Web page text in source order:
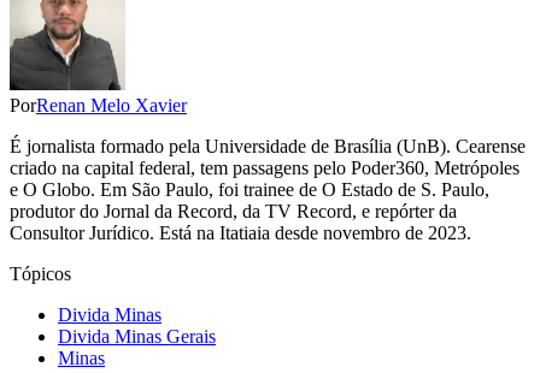
PorRenan Melo Xavier
É jornalista formado pela Universidade de Brasília (UnB). Cearense
criado na capital federal, tem passagens pelo Poder360, Metrópoles
e O Globo. Em São Paulo, foi trainee de O Estado de S. Paulo,
produtor do Jornal da Record, da TV Record, e repórter da
Consultor Jurídico. Está na Itatiaia desde novembro de 2023.
Tópicos
Divida Minas
Divida Minas Gerais
Minas